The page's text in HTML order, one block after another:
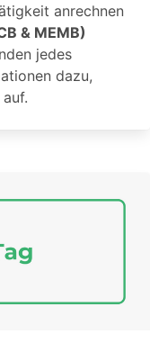
anrechnen
& MEMB)
jedes
dazu,